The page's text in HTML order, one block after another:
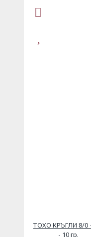
ТОХО КРЪГЛИ 8/0
- 10 гр.